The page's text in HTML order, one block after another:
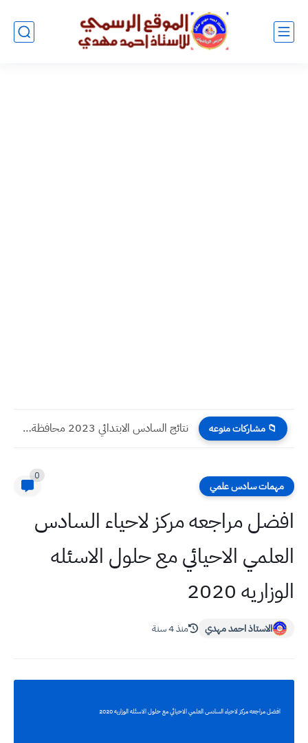
📁 مشاركات منوعه نتائج السادس الابتدائي 2023 محافظة القادسية الدور الثالث
مهمات سادس علمي
0
افضل مراجعه مركز لاحياء السادس
العلمي الاحيائي مع حلول الاسئله
الوزاريه 2020
الاستاذ احمد مهدي منذ 4 سنة
افضل مراجعه مركز لاحياء السادس العلمي الاحيائي مع حلول الاسئله الوزاريه 2020